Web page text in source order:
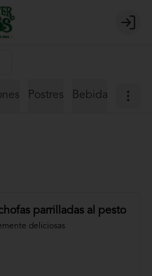
Login
Postres Bebidas
parrilladas al pesto
deliciosas